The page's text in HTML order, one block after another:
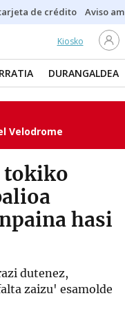
de crédito Aviso
Kiosko
DURANGALDEA
Velodrome
tokiko
hasi
dutenez,
zaizu' esamolde